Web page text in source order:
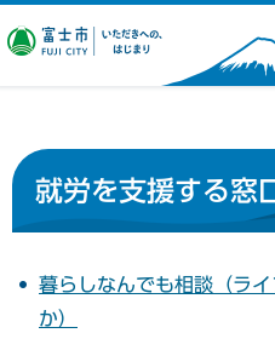
富士市 いただ
就労を支援する窓
暮らしなんでも相談（ラ
か）